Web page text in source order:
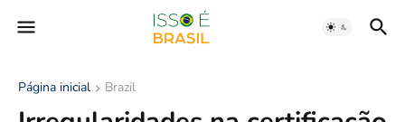
Página inicial Brazil